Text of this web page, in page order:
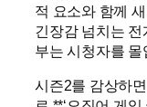
적 요소와 함께
긴장감 넘치는
부는 시청자를
시즌2를 감상하